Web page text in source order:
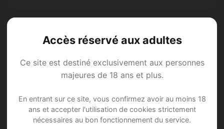
Accès réservé aux adultes
Ce site est destiné exclusivement aux personnes
majeures de 18 ans et plus.
En entrant sur ce site, vous confirmez avoir au moins 18
ans et accepter l'utilisation de cookies strictement
nécessaires au bon fonctionnement du service.
Speed Dating à
Bellevue
Rejoins les membres de Bellevue et des
alentours !